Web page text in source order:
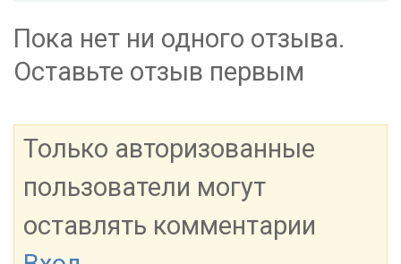
Пока нет ни одного отзыва.
Оставьте отзыв первым
Только авторизованные
пользователи могут
оставлять комментарии